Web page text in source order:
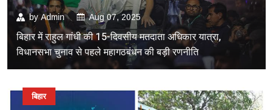
byAdmin Aug 07, 2025
बिहार में राहुल गांधी की 15-दिवसीय मतदाता अधिकार यात्रा,
विधानसभा चुनाव से पहले महागठबंधन की बड़ी रणनीति
बिहार